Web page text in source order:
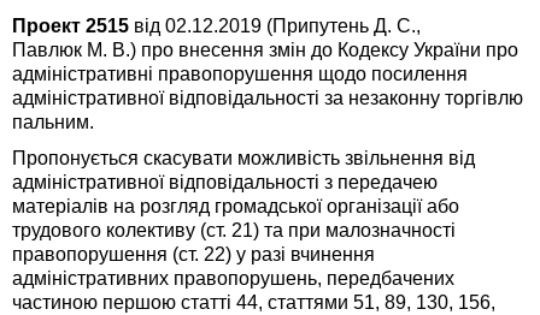
Проект 2515 від 02.12.2019 (Припутень Д. С.,
Павлюк М. В.) про внесення змін до Кодексу України про
адміністративні правопорушення щодо посилення
адміністративної відповідальності за незаконну торгівлю
пальним.
Пропонується скасувати можливість звільнення від
адміністративної відповідальності з передачею
матеріалів на розгляд громадської організації або
трудового колективу (ст. 21) та при малозначності
правопорушення (ст. 22) у разі вчинення
адміністративних правопорушень, передбачених
частиною першою статті 44, статтями 51, 89, 130, 156,